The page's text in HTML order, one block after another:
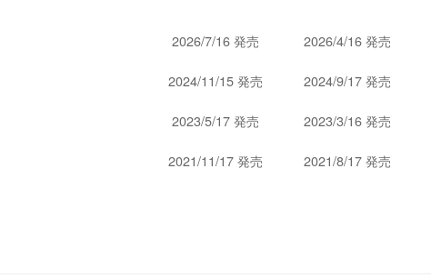
2026/7/16 発売 2026/4/16 発売
2024/11/15 発売 2024/9/17 発売
2023/5/17 発売 2023/3/16 発売
2021/11/17 発売 2021/8/17 発売